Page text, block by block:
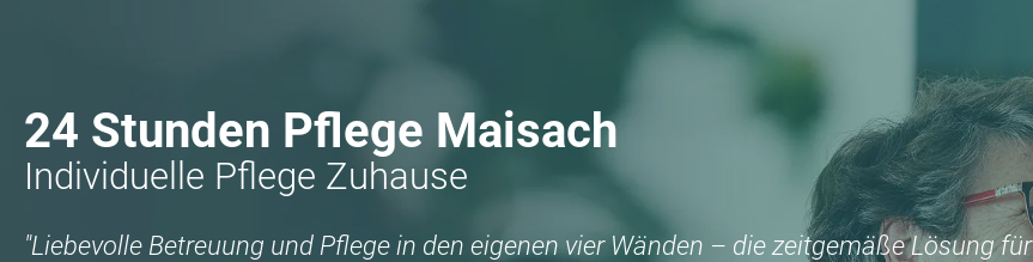
24 Stunden Pflege Maisach
Individuelle Pflege Zuhause
"Liebevolle Betreuung und Pflege in den eigenen vier Wänden – die zeitgemäße Lösung für